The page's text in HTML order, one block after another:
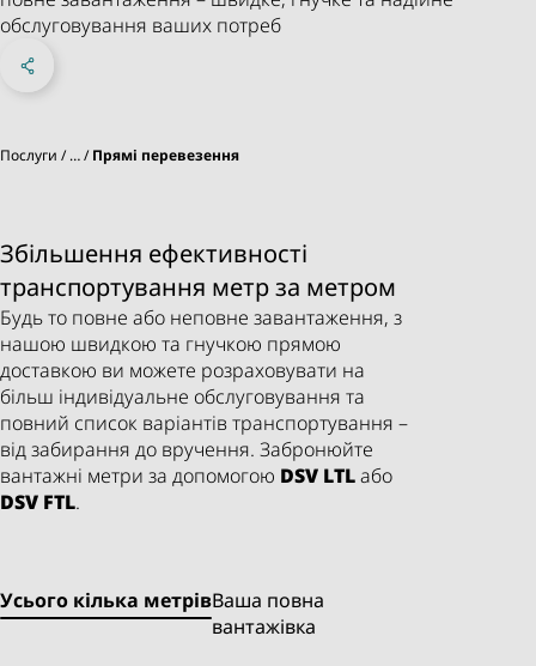
обслуговування ваших потреб
Sosyal Medya
Послуги … Прямі перевезення
Збільшення ефективності
транспортування метр за метром
Будь то повне або неповне завантаження, з
нашою швидкою та гнучкою прямою
доставкою ви можете розраховувати на
більш індивідуальне обслуговування та
повний список варіантів транспортування –
від забирання до вручення. Забронюйте
вантажні метри за допомогою DSV LTLабо
DSV FTL.
Усього кілька метрівВаша повна
вантажівка